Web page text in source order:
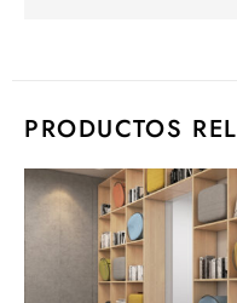
PRODUCTOS